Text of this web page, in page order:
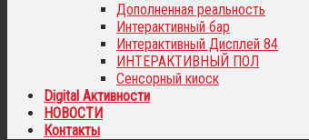
Дополненная реальность
Интерактивный бар
Интерактивный Дисплей 84
ИНТЕРАКТИВНЫЙ ПОЛ
Сенсорный киоск
Digital Активности
НОВОСТИ
Контакты